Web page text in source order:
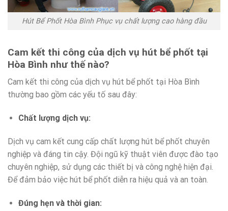
Hút Bể Phốt Hòa Bình Phục vụ chất lượng cao hàng đầu
Cam kết thi công của dịch vụ hút bể phốt tại
Hòa Bình như thế nào?
Cam kết thi công của dịch vụ hút bể phốt tại Hòa Bình
thường bao gồm các yếu tố sau đây:
Chất lượng dịch vụ:
Dịch vụ cam kết cung cấp chất lượng hút bể phốt chuyên
nghiệp và đáng tin cậy. Đội ngũ kỹ thuật viên được đào tạo
chuyên nghiệp, sử dụng các thiết bị và công nghệ hiện đại.
Để đảm bảo việc hút bể phốt diễn ra hiệu quả và an toàn.
Đúng hẹn và thời gian: